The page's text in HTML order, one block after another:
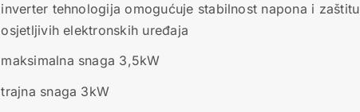
inverter tehnologija omogućuje stabilnost napona i zaštitu
osjetljivih elektronskih uređaja
maksimalna snaga 3,5kW
trajna snaga 3kW